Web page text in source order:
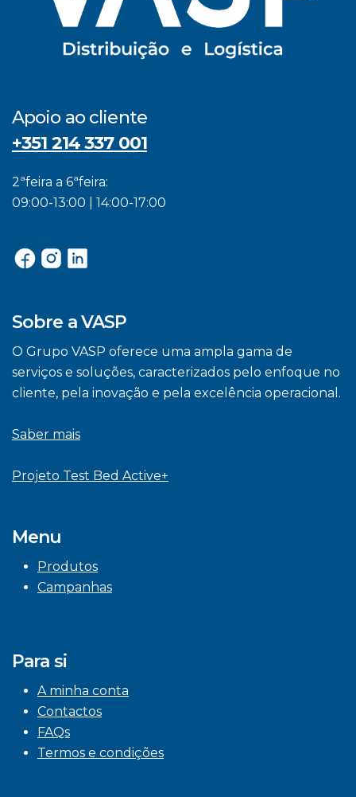
Apoio ao cliente
+351 214 337 001
2ªfeira a 6ªfeira:
09:00-13:00 | 14:00-17:00
Sobre a VASP
O Grupo VASP oferece uma ampla gama de
serviços e soluções, caracterizados pelo enfoque no
cliente, pela inovação e pela excelência operacional.
Saber mais
Projeto Test Bed Active+
Menu
Produtos
Campanhas
Para si
A minha conta
Contactos
FAQs
Termos e condições